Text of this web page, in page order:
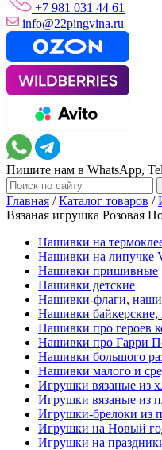
+7 981 031 44 61
info@22pingvina.ru
Пишите нам в WhatsApp,
Главная /Каталог товаров /
Вязаная игрушка Розовая
Нашивки на
Нашивки на липучке
Нашивки пришивные
Нашивки детские
Нашивки-флаги,
Нашивки
Нашивки про героев
Нашивки про Гарри
Нашивки большого
Нашивки малого и
Игрушки вязаные из
Игрушки вязаные из
Игрушки-брелоки из
Игрушки на Новый
Игрушки на